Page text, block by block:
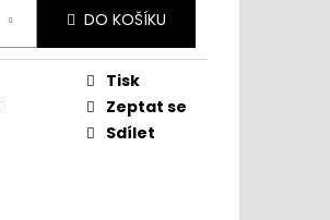
DO KOŠÍKU
Tisk
Zeptat se
Sdílet
- Chat